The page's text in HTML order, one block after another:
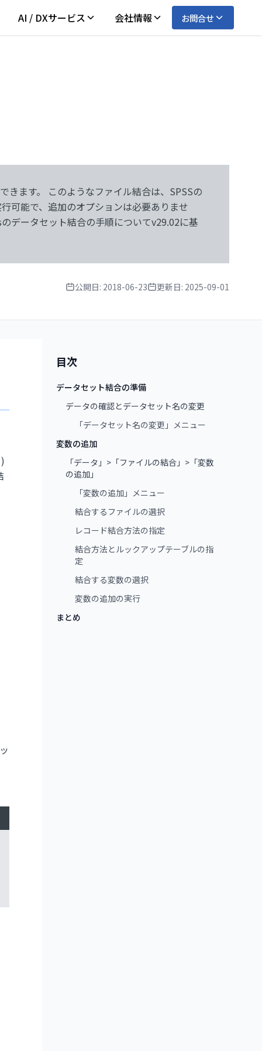
AI / DXサービス 会社情報 お問合せ
公開日: 2018-06-23 更新日: 2025-09-01
目次
データセット結合の準備
データの確認とデータセット名の変更
「データセット名の変更」メニュー
変数の追加
「データ」>「ファイルの結合」>「変数
の追加」
「変数の追加」メニュー
結合するファイルの選択
レコード結合方法の指定
結合方法とルックアップテーブルの指
定
結合する変数の選択
変数の追加の実行
まとめ